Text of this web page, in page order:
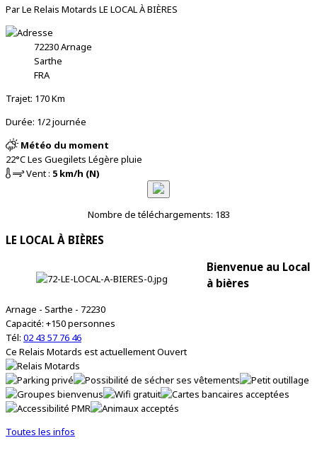
Par Le Relais Motards LE LOCAL À BIÈRES
72230Arnage
Sarthe
FRA
Trajet: 170 Km
Durée: 1/2 journée
Météo du moment
22°CLes Guegilets Légère pluie
Vent : 5 km/h (N)
Nombre de téléchargements: 183
LE LOCAL À BIÈRES
Bienvenue au Local
à bières
Arnage - Sarthe - 72230
Capacité: +150 personnes
Tél: 02 43 57 76 46
Ce Relais Motards est actuellementOuvert
Toutes les infos